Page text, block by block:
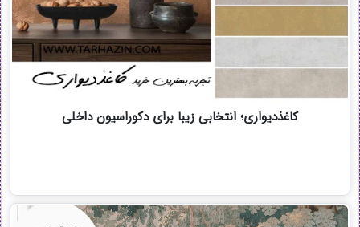
کاغذدیواری؛ انتخابی زیبا برای دکوراسیون داخلی